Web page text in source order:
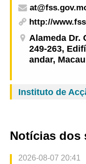
http://
Alameda Dr.
249-263,
andar, Macau
Instituto de
Notícias dos
2026-08-07 20:41